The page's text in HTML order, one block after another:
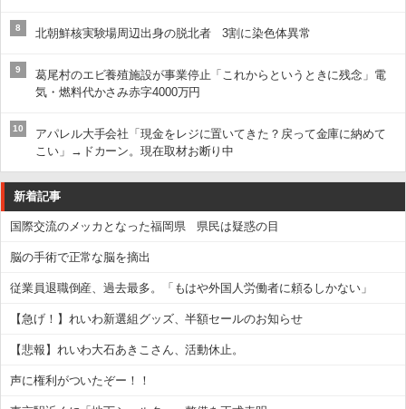
8 北朝鮮核実験場周辺出身の脱北者 3割に染色体異常
9
葛尾村のエビ養殖施設が事業停止「これからというときに残念」電
気・燃料代かさみ赤字4000万円
10
アパレル大手会社「現金をレジに置いてきた？戻って金庫に納めて
こい」→ドカーン。現在取材お断り中
新着記事
国際交流のメッカとなった福岡県 県民は疑惑の目
脳の手術で正常な脳を摘出
従業員退職倒産、過去最多。「もはや外国人労働者に頼るしかない」
【急げ！】れいわ新選組グッズ、半額セールのお知らせ
【悲報】れいわ大石あきこさん、活動休止。
声に権利がついたぞー！！